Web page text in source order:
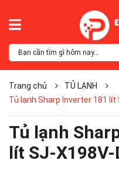
Trang chủ
TỦ LẠNH
Tủ lạnh Sharp Inverter 181 lít
Tủ lạnh
lít SJ-X198V-